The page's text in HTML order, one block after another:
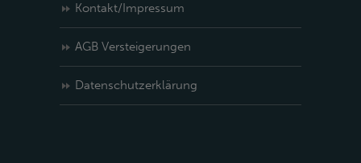
Kontakt/Impressum
AGB Versteigerungen
Datenschutzerklärung